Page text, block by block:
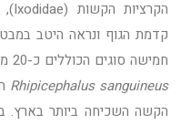
קדמת הגוף ונראה היטב
חמישה סוגים הכוללים כ-20 מינים (מ.קוסטא 1978).
Rhipicephalus sanguineus